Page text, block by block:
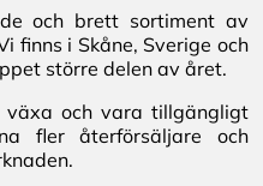
och brett sortiment av
finns i Skåne, Sverige och
större delen av året.
och vara tillgängligt
fler återförsäljare och